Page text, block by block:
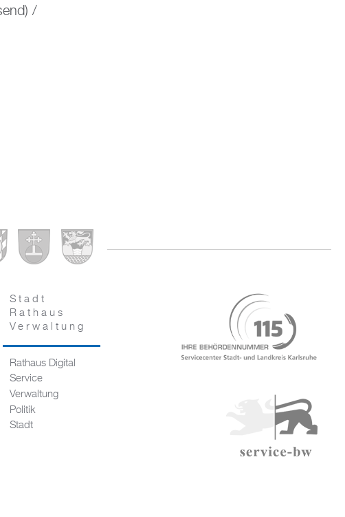
/
Stadt
Rathaus
Verwaltung
Rathaus Digital
Service
Verwaltung
Politik
Stadt